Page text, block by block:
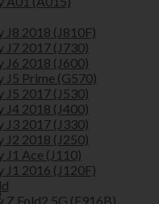
J8 2018 (J810F)
J7 2017 (J730)
J6 2018 (J600)
J5 Prime (G570)
J5 2017 (J530)
J4 2018 (J400)
J3 2017 (J330)
J2 2018 (J250)
J1 Ace (J110)
J1 2016 (J120F)
Z Fold2 5G (F916B)